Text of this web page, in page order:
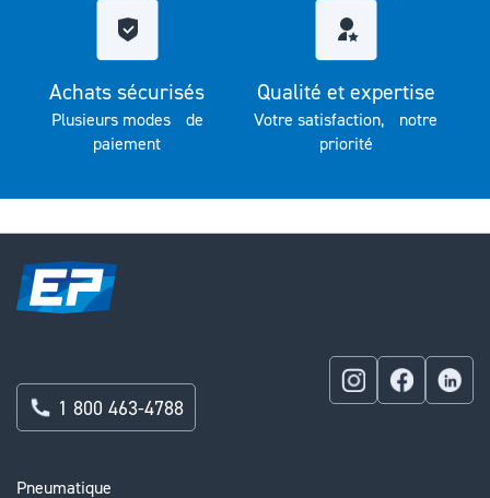
Achats sécurisés
Plusieurs modes de
paiement
Qualité et expertise
Votre satisfaction, notre
priorité
Pneumatique
1 800 463-4788